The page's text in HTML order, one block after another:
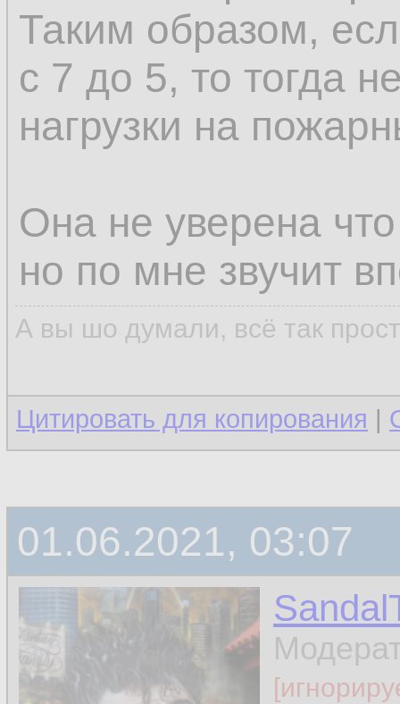
Таким образом,
с 7 до 5, то тогда
нагрузки на
Она не уверена
но по мне звучит
А вы шо думали, всё так
Цитировать для копирования |
01.06.2021, 03:07